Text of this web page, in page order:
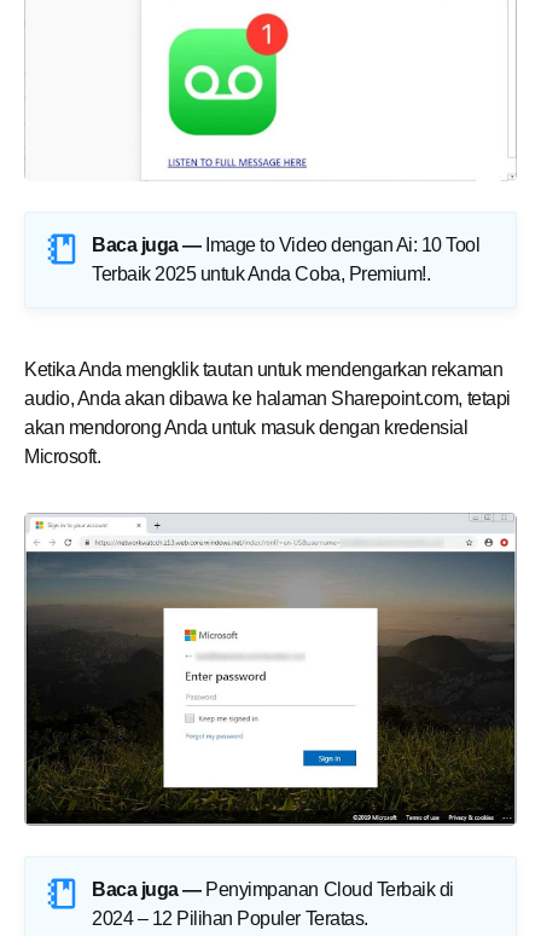
Baca juga — Image to Video dengan Ai: 10 Tool
Terbaik 2025 untuk Anda Coba, Premium!.
Ketika Anda mengklik tautan untuk mendengarkan rekaman
audio, Anda akan dibawa ke halaman Sharepoint.com, tetapi
akan mendorong Anda untuk masuk dengan kredensial
Microsoft.
Baca juga — Penyimpanan Cloud Terbaik di
2024 – 12 Pilihan Populer Teratas.